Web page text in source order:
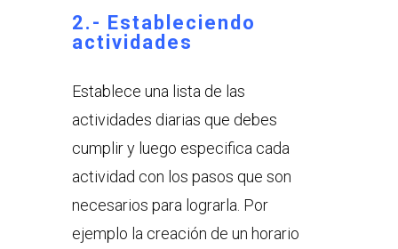
2.- Estableciendo
actividades
Establece una lista de las
actividades diarias que debes
cumplir y luego especifica cada
actividad con los pasos que son
necesarios para lograrla. Por
ejemplo la creación de un horario